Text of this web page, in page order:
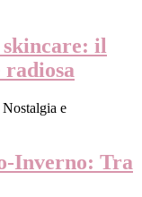
il
radiosa
Inverno: Tra